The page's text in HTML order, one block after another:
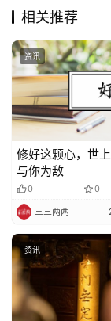
相关推荐
资讯
修好这颗心，世
与你为敌
0 0
三三两两
资讯